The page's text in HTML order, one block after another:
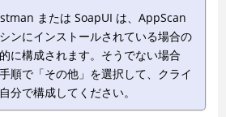
または SoapUI は、AppScan
ンにインストールされている場合の
に構成されます。そうでない場合
順で「その他」を選択して、クライ
分で構成してください。